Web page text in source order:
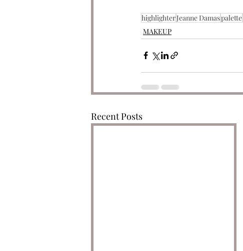
highlighterJeanne Damaspalette
MAKEUP
Recent Posts